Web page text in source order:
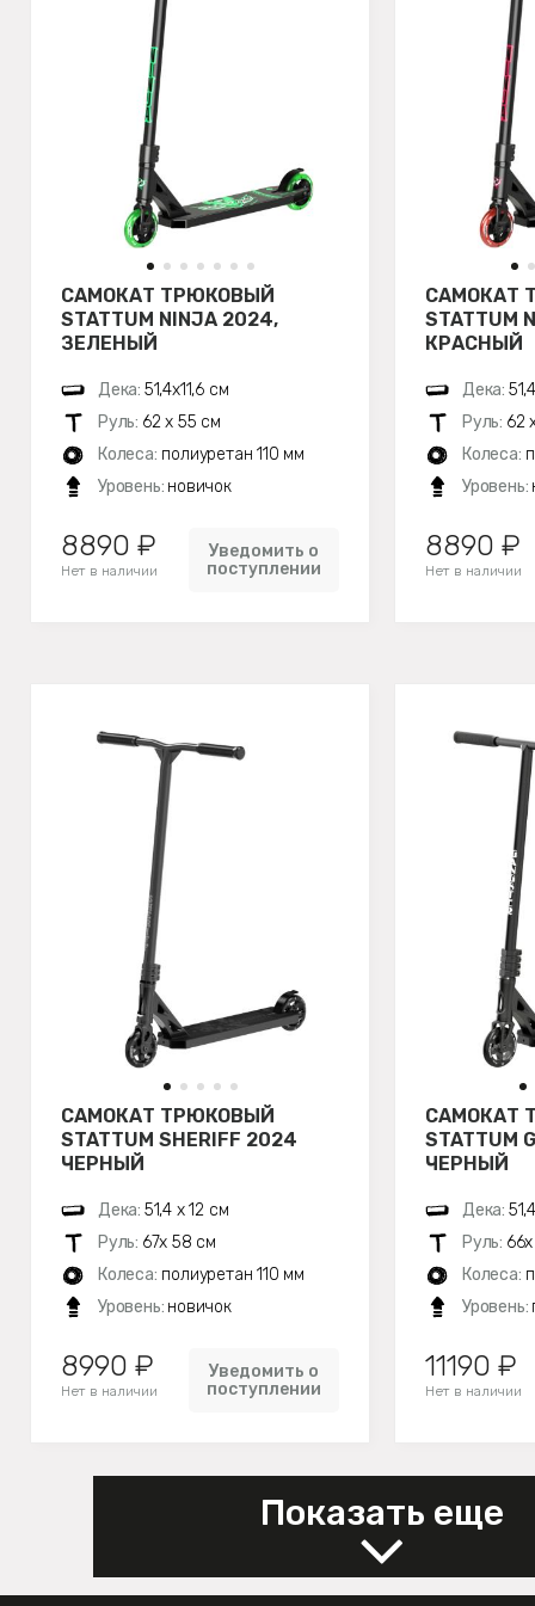
САМОКАТ ТРЮКОВЫЙ
STATTUM NINJA 2024,
ЗЕЛЕНЫЙ
Дека: 51,4х11,6 см
Руль: 62 х 55 см
Колеса: полиуретан 110 мм
Уровень: новичок
8890 ₽
Нет в наличии
Уведомить о
поступлении
САМОКАТ
STATTUM
КРАСНЫЙ
Дека:
Руль: 62
Колеса:
Уровень:
8890 ₽
Нет в наличии
САМОКАТ ТРЮКОВЫЙ
STATTUM SHERIFF 2024
ЧЕРНЫЙ
Дека: 51,4 х 12 см
Руль: 67х 58 см
Колеса: полиуретан 110 мм
Уровень: новичок
8990 ₽
Нет в наличии
Уведомить о
поступлении
САМОКАТ
STATTUM
ЧЕРНЫЙ
Дека:
Руль:
Колеса:
Уровень:
11190 ₽
Нет в наличии
Показать еще